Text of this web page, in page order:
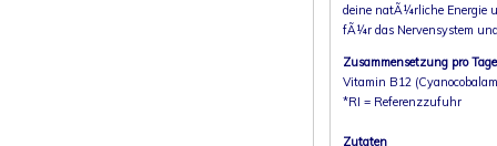
deine natÃ¼rliche Energie
fÃ¼r das Nervensystem
Zusammensetzung pro
Vitamin B12
*RI = Referenzzufuhr
Zutaten